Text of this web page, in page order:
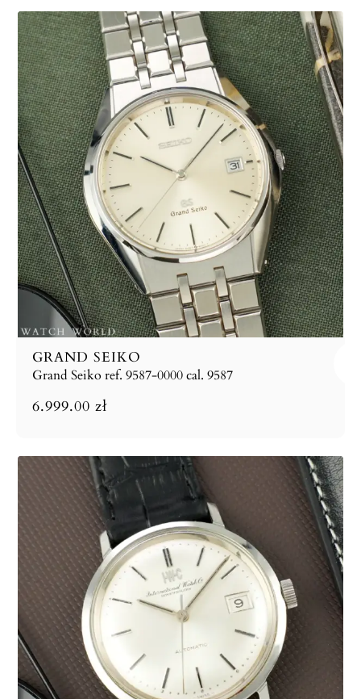
GRAND SEIKO
Grand Seiko ref. 9587-0000 cal. 9587
6.999.00 zł